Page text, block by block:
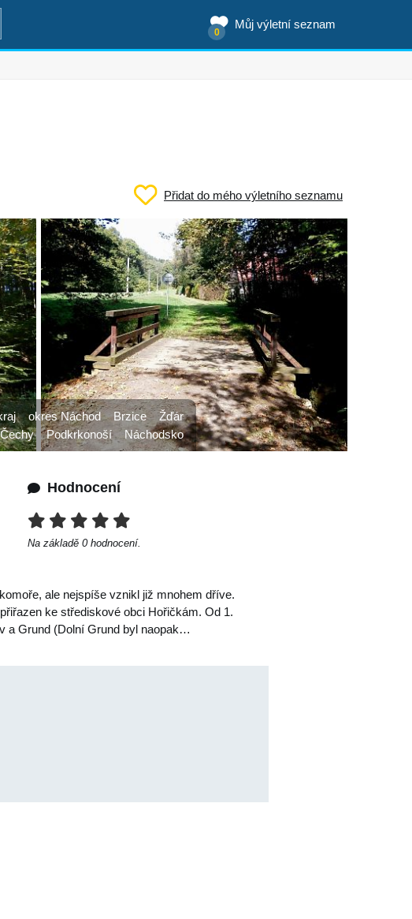
Můj výletní seznam
0
Přidat do mého výletního seznamu
Hodnocení
Na základě 0 hodnocení.
ale nejspíše vznikl již mnohem dříve.
ke střediskové obci Hořičkám. Od 1.
a Grund (Dolní Grund byl naopak…
okres Náchod Brzice
Žďár
Podkrkonoší Náchodsko